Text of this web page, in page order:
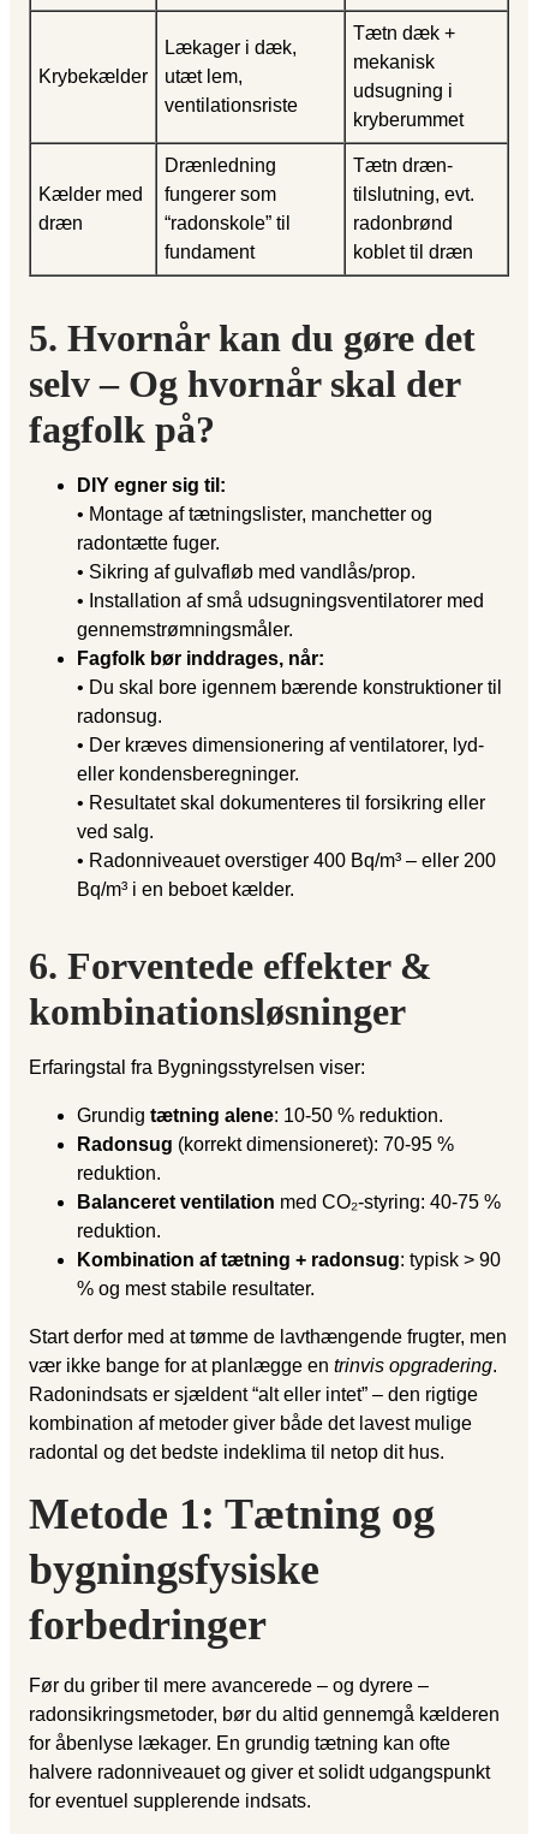
Krybekælder
Lækager i dæk,
utæt lem,
ventilationsriste
Tætn dæk +
mekanisk
udsugning i
kryberummet
Kælder med
dræn
Drænledning
fungerer som
“radonskole” til
fundament
Tætn dræn­
tilslutning, evt.
radonbrønd
koblet til dræn
5. Hvornår kan du gøre det
selv – Og hvornår skal der
fagfolk på?
DIY egner sig til:
• Montage af tætningslister, manchetter og
radontætte fuger.
• Sikring af gulvafløb med vandlås/prop.
• Installation af små udsugningsventilatorer med
gennemstrømningsmåler.
Fagfolk bør inddrages, når:
• Du skal bore igennem bærende konstruktioner til
radonsug.
• Der kræves dimensionering af ventilatorer, lyd-
eller kondensberegninger.
• Resultatet skal dokumenteres til forsikring eller
ved salg.
• Radonniveauet overstiger 400 Bq/m³ – eller 200
Bq/m³ i en beboet kælder.
6. Forventede effekter &
kombinationsløsninger
Erfaringstal fra Bygningsstyrelsen viser:
Grundig tætning alene: 10-50 % reduktion.
Radonsug (korrekt dimensioneret): 70-95 %
reduktion.
Balanceret ventilation med CO₂-styring: 40-75 %
reduktion.
Kombination af tætning + radonsug: typisk > 90
% og mest stabile resultater.
Start derfor med at tømme de lavthængende frugter, men
vær ikke bange for at planlægge en trinvis opgradering.
Radonindsats er sjældent “alt eller intet” – den rigtige
kombination af metoder giver både det lavest mulige
radontal og det bedste indeklima til netop dit hus.
Metode 1: Tætning og
bygningsfysiske
forbedringer
Før du griber til mere avancerede – og dyrere –
radonsikringsmetoder, bør du altid gennemgå kælderen
for åbenlyse lækager. En grundig tætning kan ofte
halvere radonniveauet og giver et solidt udgangspunkt
for eventuel supplerende indsats.